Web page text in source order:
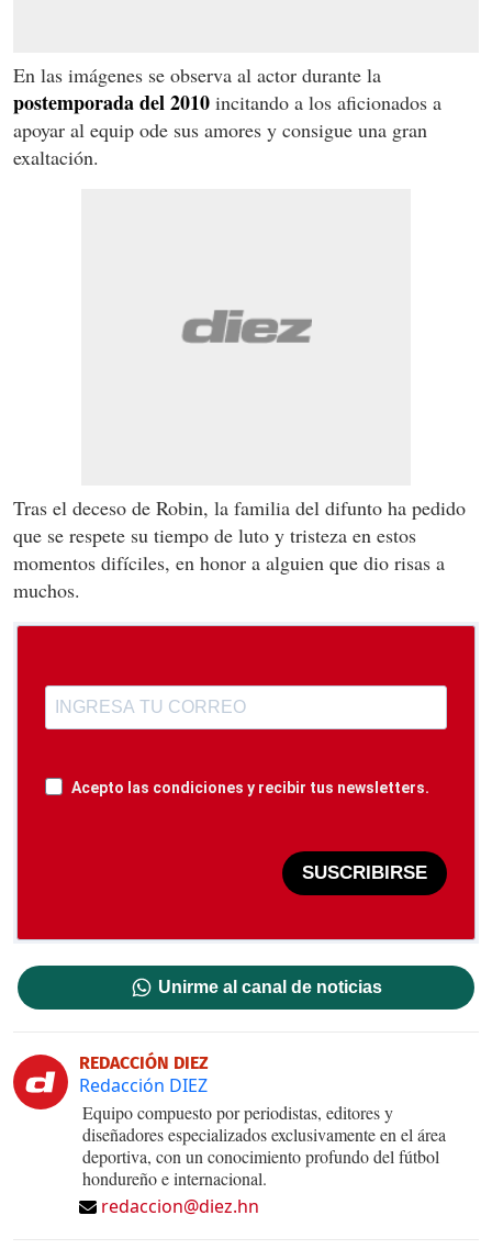
En las imágenes se observa al actor durante la
postemporada del 2010 incitando a los aficionados a
apoyar al equip ode sus amores y consigue una gran
exaltación.
Tras el deceso de Robin, la familia del difunto ha pedido
que se respete su tiempo de luto y tristeza en estos
momentos difíciles, en honor a alguien que dio risas a
muchos.
Acepto las condiciones y recibir tus newsletters.
SUSCRIBIRSE
Unirme al canal de noticias
REDACCIÓN DIEZ
Redacción DIEZ
Equipo compuesto por periodistas, editores y
diseñadores especializados exclusivamente en el área
deportiva, con un conocimiento profundo del fútbol
hondureño e internacional.
redaccion@diez.hn